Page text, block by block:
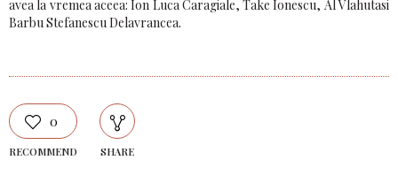
avea la vremea aceea: Ion Luca Caragiale, Take Ionescu, Al Vlahutasi
Barbu Stefanescu Delavrancea.
0
RECOMMEND SHARE